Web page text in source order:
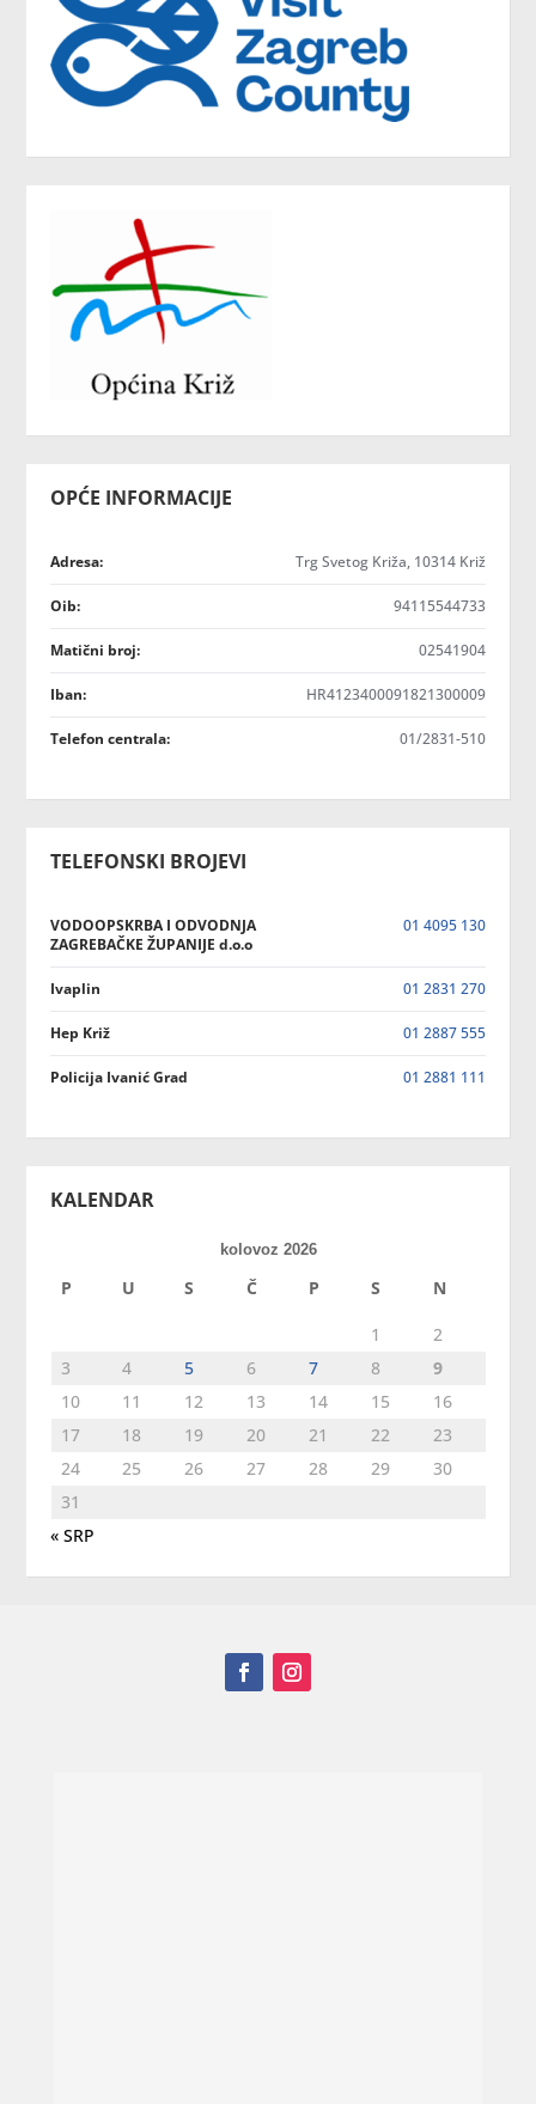
OPĆE INFORMACIJE
Adresa: Trg Svetog Križa, 10314 Križ
Oib: 94115544733
Matični broj: 02541904
Iban: HR4123400091821300009
Telefon centrala: 01/2831-510
TELEFONSKI BROJEVI
VODOOPSKRBA I ODVODNJA
ZAGREBAČKE ŽUPANIJE d.o.o
01 4095 130
Ivaplin 01 2831 270
Hep Križ 01 2887 555
Policija Ivanić Grad 01 2881 111
KALENDAR
kolovoz 2026
P U S Č P S N
1
2
3
4 5 6 7 8
9
10
11 12 13 14 15
16
17
18 19 20 21 22
23
24
25 26 27 28 29
30
31
« SRP